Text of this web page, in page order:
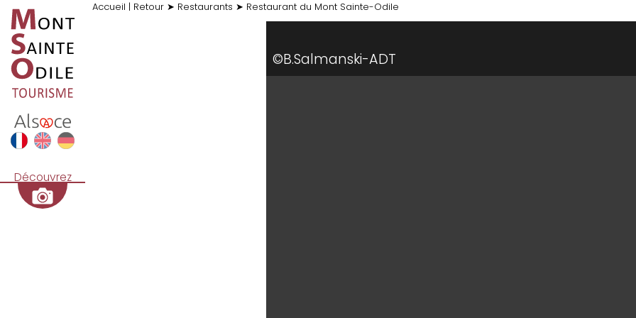
Accueil | Retour ➤ Restaurants ➤ Restaurant du Mont Sainte-Odile
Découvrez
©B.Salmanski-ADT